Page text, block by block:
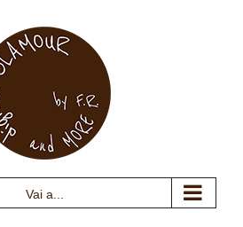
Vai a...